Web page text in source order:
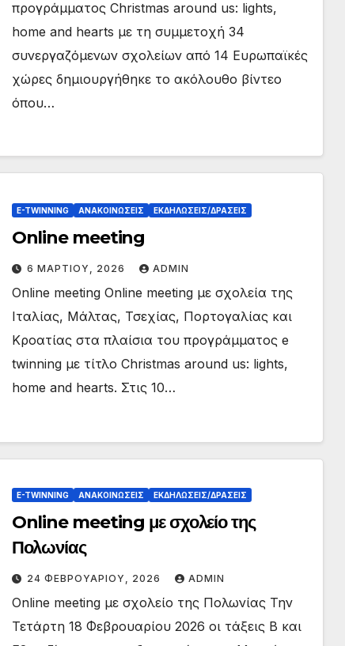
προγράμματος Christmas around us: lights,
home and hearts με τη συμμετοχή 34
συνεργαζόμενων σχολείων από 14 Ευρωπαϊκές
χώρες δημιουργήθηκε το ακόλουθο βίντεο
όπου…
E-TWINNING ΑΝΑΚΟΙΝΏΣΕΙΣ ΕΚΔΗΛΏΣΕΙΣ/ΔΡΆΣΕΙΣ
Online meeting
6 ΜΑΡΤΊΟΥ, 2026 ADMIN
Online meeting Online meeting με σχολεία της
Ιταλίας, Μάλτας, Τσεχίας, Πορτογαλίας και
Κροατίας στα πλαίσια του προγράμματος e
twinning με τίτλο Christmas around us: lights,
home and hearts. Στις 10…
E-TWINNING ΑΝΑΚΟΙΝΏΣΕΙΣ ΕΚΔΗΛΏΣΕΙΣ/ΔΡΆΣΕΙΣ
Online meeting με σχολείο της
Πολωνίας
24 ΦΕΒΡΟΥΑΡΊΟΥ, 2026 ADMIN
Online meeting με σχολείο της Πολωνίας Την
Τετάρτη 18 Φεβρουαρίου 2026 οι τάξεις Β και